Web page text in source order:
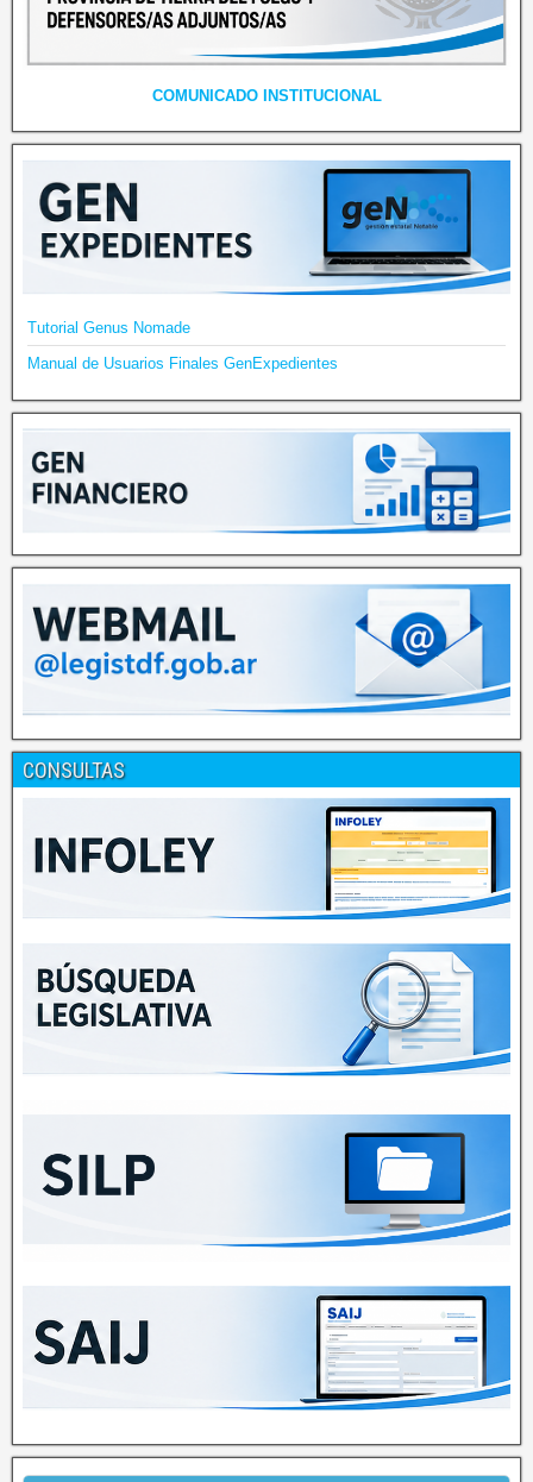
COMUNICADO INSTITUCIONAL
Tutorial Genus Nomade
Manual de Usuarios Finales GenExpedientes
CONSULTAS